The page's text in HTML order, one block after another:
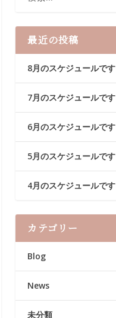
最近の投稿
8月のスケジュールです
7月のスケジュールです
6月のスケジュールです
5月のスケジュールです
4月のスケジュールです
カテゴリー
Blog
News
未分類